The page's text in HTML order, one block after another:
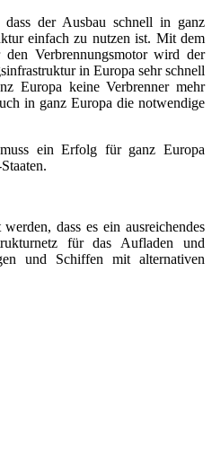
der Ausbau schnell in ganz
einfach zu nutzen ist. Mit dem
Verbrennungsmotor wird der
in Europa sehr schnell
Europa keine Verbrenner mehr
in ganz Europa die notwendige
ein Erfolg für ganz Europa
dass es ein ausreichendes
für das Aufladen und
und Schiffen mit alternativen